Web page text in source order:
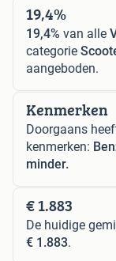
19,4%
19,4% van alle
categorie
aangeboden.
Kenmerken
Doorgaans
kenmerken:
minder.
€ 1.883
De huidige
€ 1.883.